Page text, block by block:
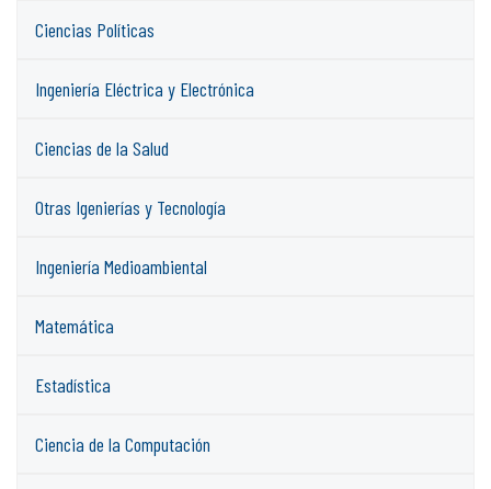
Ciencias Políticas
Ingeniería Eléctrica y Electrónica
Ciencias de la Salud
Otras Igenierías y Tecnología
Ingeniería Medioambiental
Matemática
Estadística
Ciencia de la Computación